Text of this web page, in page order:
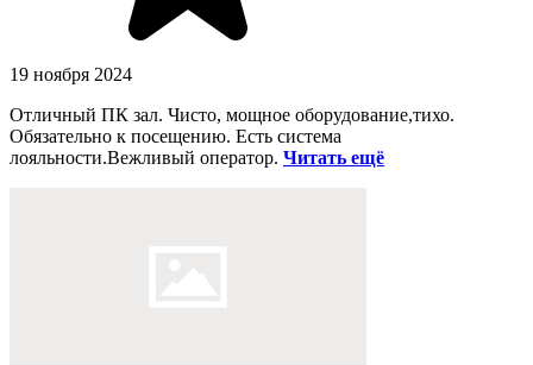
19 ноября 2024
Отличный ПК зал. Чисто, мощное оборудование,тихо.
Обязательно к посещению. Есть система
лояльности.Вежливый оператор. Читать ещё